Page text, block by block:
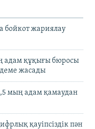
бойкот жариялау
адам құқығы бюросы
жасады
мың адам қамаудан
қауіпсіздік пән